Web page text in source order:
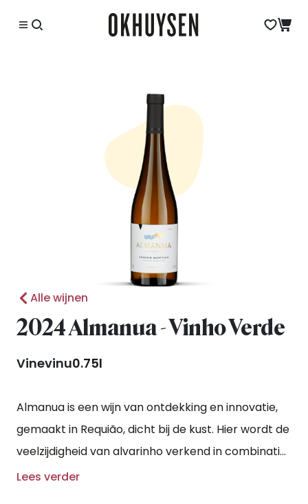
Alle wijnen
2024 Almanua - Vinho Verde
Vinevinu0.75l
Almanua is een wijn van ontdekking en innovatie,
gemaakt in Requião, dicht bij de kust. Hier wordt de
veelzijdigheid van alvarinho verkend in combinatie
met andere variëteiten die op dezelfde locatie zijn
Lees verder